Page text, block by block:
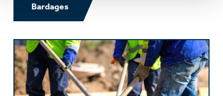
Bardages